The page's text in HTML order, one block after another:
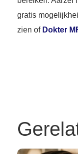
gratis
zien of Dokter